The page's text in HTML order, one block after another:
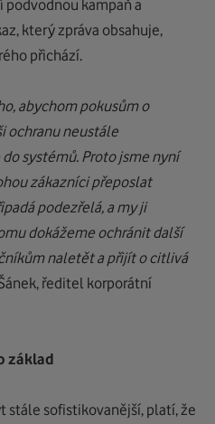
podvodnou kampaň a
který zpráva obsahuje,
přichází.
abychom pokusům o
ochranu neustále
systémů. Proto jsme nyní
zákazníci přeposlat
podezřelá, a my ji
dokážeme ochránit další
naletět a přijít o citlivá
, ředitel korporátní
základ
stále sofistikovanější, platí, že